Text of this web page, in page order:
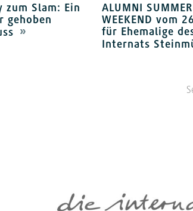
zum Slam: Ein
gehoben
ALUMNI SUMMER
WEEKEND vom
für Ehemalige
Internats